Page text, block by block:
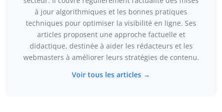
à jour algorithmiques et les bonnes pratiques
techniques pour optimiser la visibilité en ligne. Ses
articles proposent une approche factuelle et
didactique, destinée à aider les rédacteurs et les
webmasters à améliorer leurs stratégies de contenu.
Voir tous les articles →